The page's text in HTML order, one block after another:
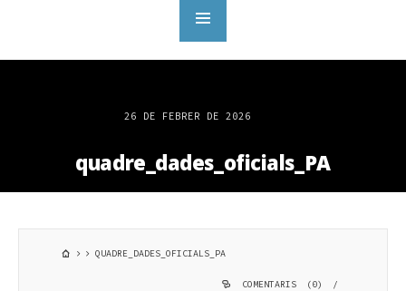
26 DE FEBRER DE 2026
quadre_dades_oficials_PA
QUADRE_DADES_OFICIALS_PA
COMENTARIS (0) /